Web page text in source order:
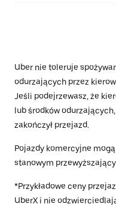
Uber nie toleruje
odurzających przez
Jeśli podejrzewasz, że
lub środków
zakończył przejazd.
Pojazdy komercyjne
stanowym
*Przykładowe ceny
UberX i nie